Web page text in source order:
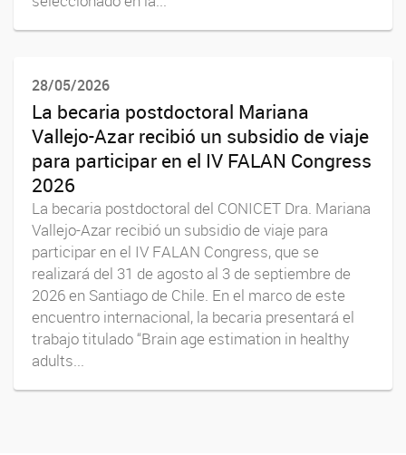
28/05/2026
La becaria postdoctoral Mariana
Vallejo-Azar recibió un subsidio de viaje
para participar en el IV FALAN Congress
2026
La becaria postdoctoral del CONICET Dra. Mariana
Vallejo-Azar recibió un subsidio de viaje para
participar en el IV FALAN Congress, que se
realizará del 31 de agosto al 3 de septiembre de
2026 en Santiago de Chile. En el marco de este
encuentro internacional, la becaria presentará el
trabajo titulado “Brain age estimation in healthy
adults...